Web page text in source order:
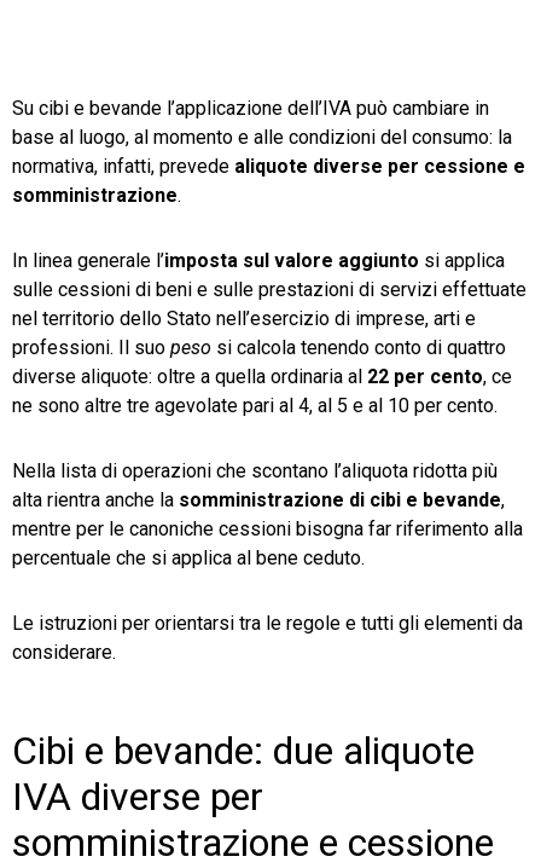
Su cibi e bevande l’applicazione dell’IVA può cambiare in
base al luogo, al momento e alle condizioni del consumo: la
normativa, infatti, prevede aliquote diverse per cessione e
somministrazione.
In linea generale l’imposta sul valore aggiunto si applica
sulle cessioni di beni e sulle prestazioni di servizi effettuate
nel territorio dello Stato nell’esercizio di imprese, arti e
professioni. Il suo peso si calcola tenendo conto di quattro
diverse aliquote: oltre a quella ordinaria al 22 per cento, ce
ne sono altre tre agevolate pari al 4, al 5 e al 10 per cento.
Nella lista di operazioni che scontano l’aliquota ridotta più
alta rientra anche la somministrazione di cibi e bevande,
mentre per le canoniche cessioni bisogna far riferimento alla
percentuale che si applica al bene ceduto.
Le istruzioni per orientarsi tra le regole e tutti gli elementi da
considerare.
Cibi e bevande: due aliquote
IVA diverse per
somministrazione e cessione